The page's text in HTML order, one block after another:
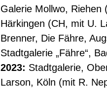
Galerie Mollwo,
Härkingen (CH, mit U.
Brenner, Die Fähre,
Stadtgalerie „Fähre“,
2023: Stadtgalerie,
Larson, Köln (mit R.